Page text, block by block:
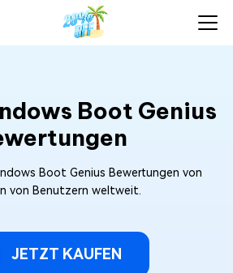
Boot Genius
Boot Genius Bewertungen von
von Benutzern weltweit.
JETZT KAUFEN